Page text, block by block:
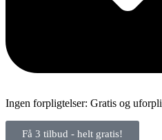
Ingen forpligtelser: Gratis og
Få 3 tilbud - helt gratis!